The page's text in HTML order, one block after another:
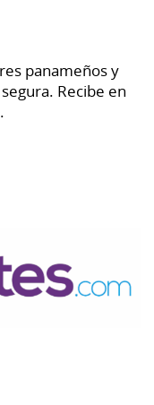
panameños y
Recibe en